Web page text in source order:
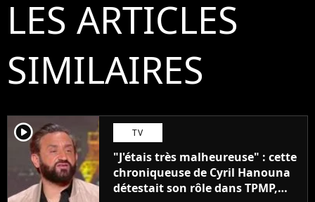
LES ARTICLES
SIMILAIRES
player2 TV
"J'étais très malheureuse" : cette
chroniqueuse de Cyril Hanouna
détestait son rôle dans TPMP,